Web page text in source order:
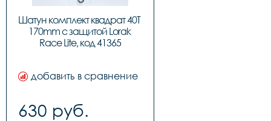
Шатун комплект квадрат 40T
170mm с защитой Lorak
Race Lite, код 41365
добавить в сравнение
630 руб.